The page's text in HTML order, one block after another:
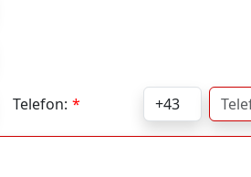
Telefon: